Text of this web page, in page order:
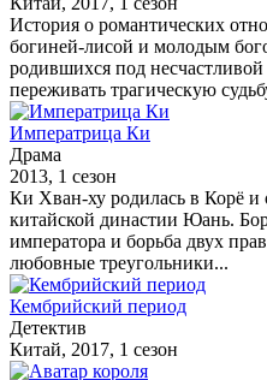
История о романтических
богиней-лисой и молодым
родившихся под
переживать трагическую
Императрица Ки
Драма
2013, 1 сезон
Ки Хван-ху родилась в Корё и
китайской династии Юань.
императора и борьба двух
любовные треугольники...
Кембрийский период
Детектив
Китай, 2017, 1 сезон